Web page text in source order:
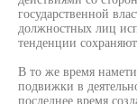
государственной
должностных лиц
тенденции
В то же время
подвижки в
последнее время